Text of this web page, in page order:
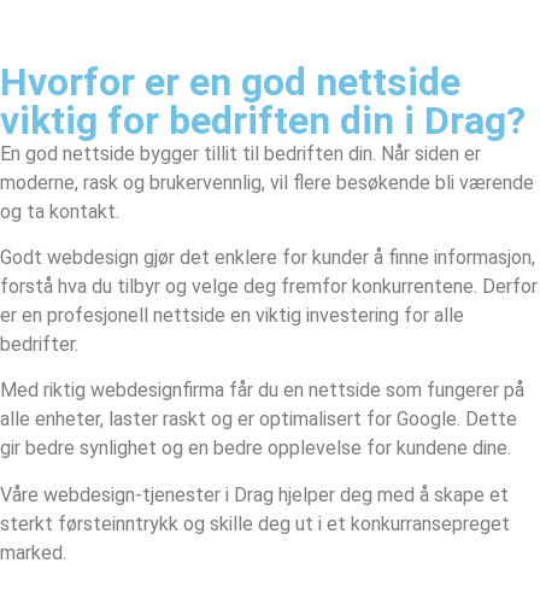
Hvorfor er en god nettside
viktig for bedriften din i Drag?
En god nettside bygger tillit til bedriften din. Når siden er
moderne, rask og brukervennlig, vil flere besøkende bli værende
og ta kontakt.
Godt webdesign gjør det enklere for kunder å finne informasjon,
forstå hva du tilbyr og velge deg fremfor konkurrentene. Derfor
er en profesjonell nettside en viktig investering for alle
bedrifter.
Med riktig webdesignfirma får du en nettside som fungerer på
alle enheter, laster raskt og er optimalisert for Google. Dette
gir bedre synlighet og en bedre opplevelse for kundene dine.
Våre webdesign-tjenester i Drag hjelper deg med å skape et
sterkt førsteinntrykk og skille deg ut i et konkurransepreget
marked.